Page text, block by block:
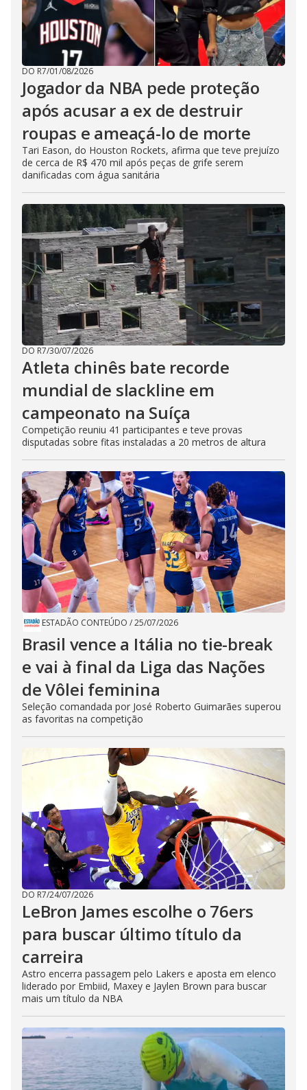
DO R7/01/08/2026
Jogador da NBA pede proteção
após acusar a ex de destruir
roupas e ameaçá-lo de morte
Tari Eason, do Houston Rockets, afirma que teve prejuízo
de cerca de R$ 470 mil após peças de grife serem
danificadas com água sanitária
DO R7/30/07/2026
Atleta chinês bate recorde
mundial de slackline em
campeonato na Suíça
Competição reuniu 41 participantes e teve provas
disputadas sobre fitas instaladas a 20 metros de altura
ESTADÃO CONTEÚDO /25/07/2026
Brasil vence a Itália no tie-break
e vai à final da Liga das Nações
de Vôlei feminina
Seleção comandada por José Roberto Guimarães superou
as favoritas na competição
DO R7/24/07/2026
LeBron James escolhe o 76ers
para buscar último título da
carreira
Astro encerra passagem pelo Lakers e aposta em elenco
liderado por Embiid, Maxey e Jaylen Brown para buscar
mais um título da NBA